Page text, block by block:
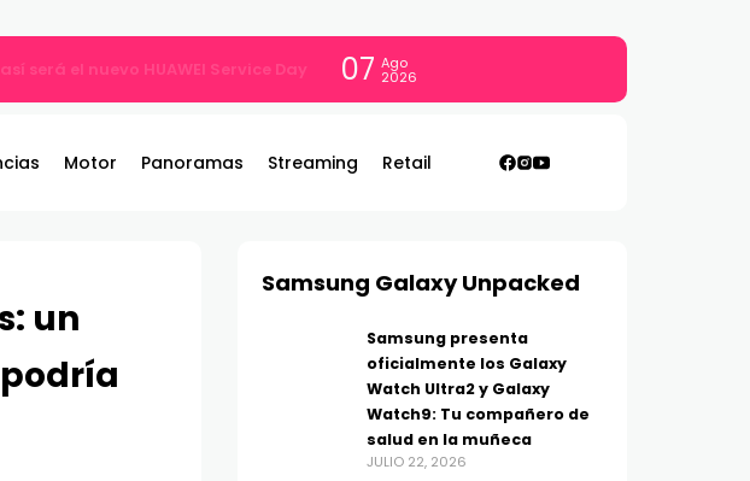
por equipos llega con todo 07 Ago
2026
Motor Panoramas Streaming Retail
un
Samsung Galaxy Unpacked
Samsung presenta
oficialmente los Galaxy
Watch Ultra2 y Galaxy
Watch9: Tu compañero de
salud en la muñeca
JULIO 22, 2026